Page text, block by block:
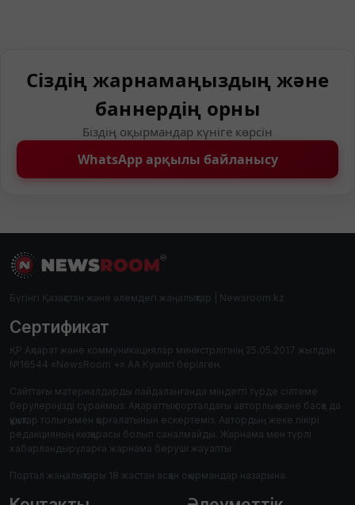
Сіздің жарнамаңыздың және
баннердің орны
Біздің оқырмандар күніге көрсін
WhatsApp арқылы байланысу
Бүгінгі Қазақстан және әлемдегі жаңалықтар | Newsroom.kz
Сертификат
ҚР Ақпарат және коммуникациялар министрлігінің 25.05.2017 жылдан
№16544 «NewsRoom +» АА Куәлігі берілген.
Сайттағы материалдарды пайдаланғанда міндетті түрде сілтеме
берулеріңізді сұраймыз. Ақпараттық порталдағы авторлық және басқа да
құқықтар толығымен қорғалатынын ескертеміз. Автордың жеке пікірі
редакцияның көзқарасы болып саналмайды. Жарнама мен түрлі
хабарландыруларға жарнама беруші жауапты.
Портал жаңалықтары 18 жастан асқан оқырмандар назарына.